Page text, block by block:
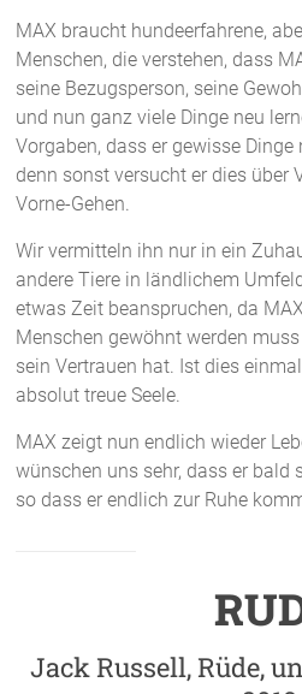
MAX braucht hundeerfahrene,
Menschen, die verstehen, dass
seine Bezugsperson, seine
und nun ganz viele Dinge neu
Vorgaben, dass er gewisse
denn sonst versucht er dies über
Vorne-Gehen.
Wir vermitteln ihn nur in ein
andere Tiere in ländlichem
etwas Zeit beanspruchen, da
Menschen gewöhnt werden
sein Vertrauen hat. Ist dies
absolut treue Seele.
MAX zeigt nun endlich wieder
wünschen uns sehr, dass er bald
so dass er endlich zur Ruhe
Jack Russell, Rüde,